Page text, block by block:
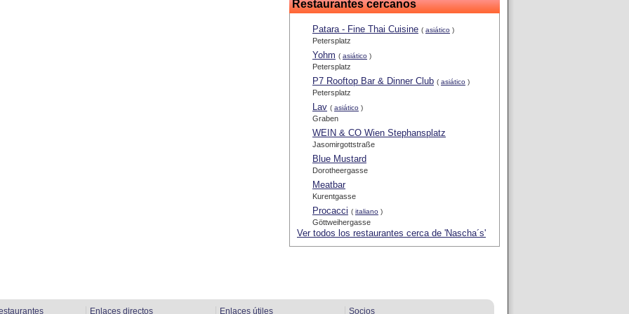
Restaurantes cercanos
Patara - Fine Thai Cuisine ( asiático )
Petersplatz
Yohm ( asiático )
Petersplatz
P7 Rooftop Bar & Dinner Club ( asiático )
Petersplatz
Lav ( asiático )
Graben
WEIN & CO Wien Stephansplatz
Jasomirgottstraße
Blue Mustard
Dorotheergasse
Meatbar
Kurentgasse
Procacci ( italiano )
Göttweihergasse
Ver todos los restaurantes cerca de 'Nascha´s'
Enlaces directos Enlaces útiles Socios